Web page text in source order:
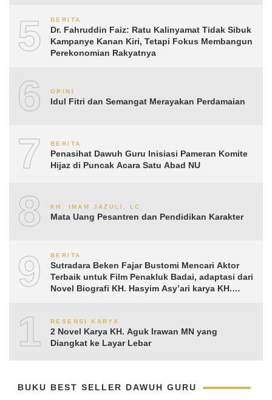
5 BERITA
Dr. Fahruddin Faiz: Ratu Kalinyamat Tidak Sibuk
Kampanye Kanan Kiri, Tetapi Fokus Membangun
Perekonomian Rakyatnya
6 OPINI
Idul Fitri dan Semangat Merayakan Perdamaian
7 BERITA
Penasihat Dawuh Guru Inisiasi Pameran Komite
Hijaz di Puncak Acara Satu Abad NU
8 KH. IMAM JAZULI, LC.
Mata Uang Pesantren dan Pendidikan Karakter
9 BERITA
Sutradara Beken Fajar Bustomi Mencari Aktor
Terbaik untuk Film Penakluk Badai, adaptasi dari
Novel Biografi KH. Hasyim Asy’ari karya KH.
10RESENSI KARYA
2 Novel Karya KH. Aguk Irawan MN yang
Diangkat ke Layar Lebar
BUKU BEST SELLER DAWUH GURU